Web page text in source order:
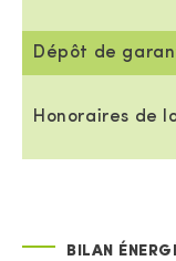
Dépôt de
Honoraires de
BILAN